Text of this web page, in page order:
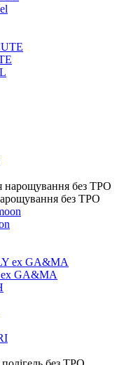
без TPO
ex GA&MA